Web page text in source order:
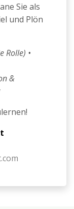
Sie als
und Plön
Rolle) •
&